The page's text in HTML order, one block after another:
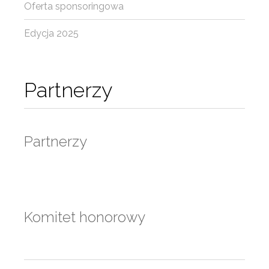
Partnerzy
Partnerzy
Komitet honorowy
Oferta sponsoringowa
Edycja 2025